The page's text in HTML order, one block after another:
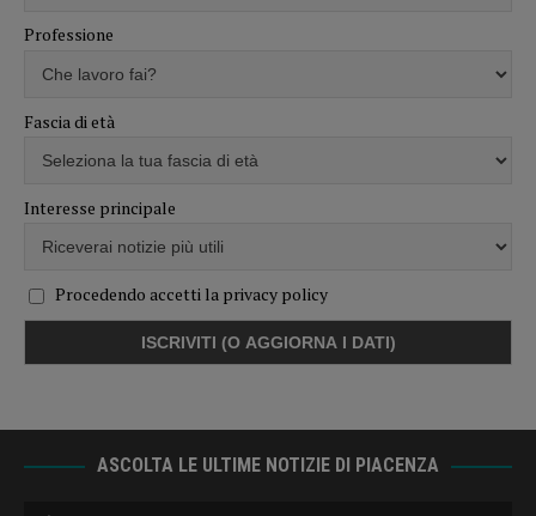
Professione
Fascia di età
Interesse principale
Procedendo accetti la privacy policy
ASCOLTA LE ULTIME NOTIZIE DI PIACENZA